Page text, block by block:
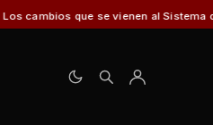
al Sistema de Admisión Escolar